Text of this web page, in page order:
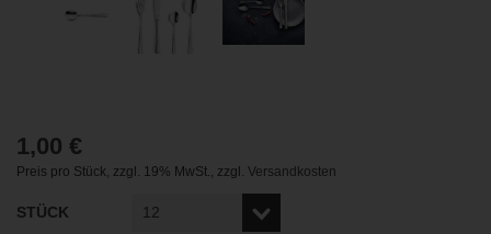
1,00 €
Preis pro Stück, zzgl. 19% MwSt., zzgl. Versandkosten
STÜCK